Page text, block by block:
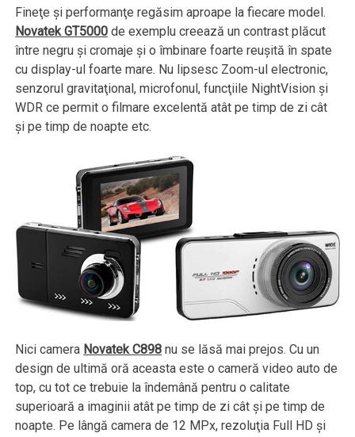
Fineţe şi performanţe regăsim aproape la fiecare model.
Novatek GT5000 de exemplu creează un contrast plăcut
între negru şi cromaje şi o îmbinare foarte reuşită în spate
cu display-ul foarte mare. Nu lipsesc Zoom-ul electronic,
senzorul gravitaţional, microfonul, funcţiile NightVision şi
WDR ce permit o filmare excelentă atât pe timp de zi cât
şi pe timp de noapte etc.
Nici camera Novatek C898 nu se lăsă mai prejos. Cu un
design de ultimă oră aceasta este o cameră video auto de
top, cu tot ce trebuie la îndemână pentru o calitate
superioară a imaginii atât pe timp de zi cât şi pe timp de
noapte. Pe lângă camera de 12 MPx, rezoluţia Full HD şi